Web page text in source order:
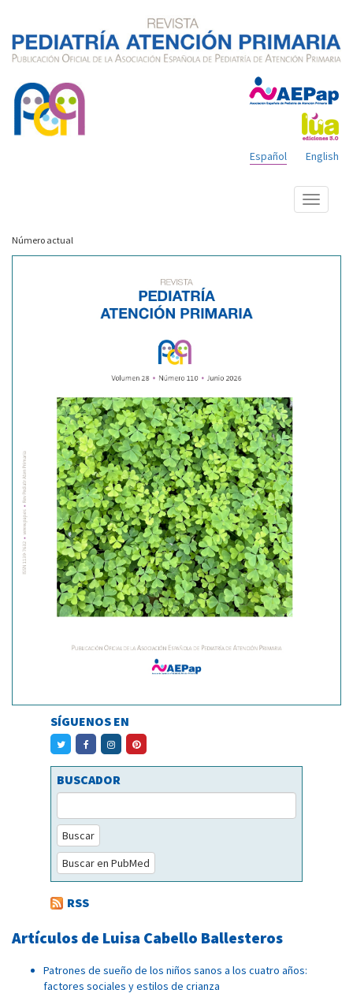
English
Español
Mostrar
menú
Número actual
SÍGUENOS EN
BUSCADOR
Buscar
Buscar en PubMed
RSS
Artículos de Luisa Cabello Ballesteros
Patrones de sueño de los niños sanos a los cuatro años:
factores sociales y estilos de crianza